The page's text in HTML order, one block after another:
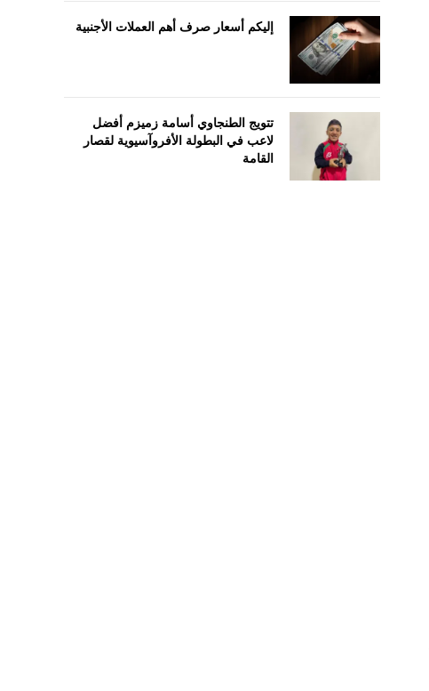
إليكم أسعار صرف أهم العملات الأجنبية
تتويج الطنجاوي أسامة زميزم أفضل
لاعب في البطولة الأفروآسيوية لقصار
القامة